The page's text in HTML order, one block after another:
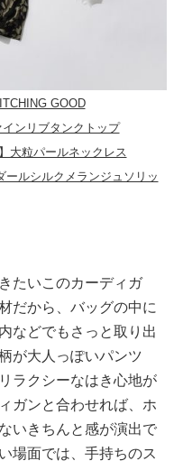
GOOD
ンリブタンクトップ
大粒パールネックレス
ルシルクメランジュソリッ
たいこのカーディガ
だから、バッグの中に
などでもさっと取り出
が大人っぽいパンツ
ラクシーなはき心地が
ガンと合わせれば、ホ
いきちんと感が演出で
場面では、手持ちのス